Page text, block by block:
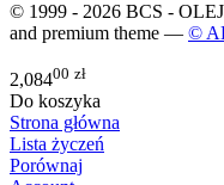
© 1999 - 2026 BCS -
and premium theme — ©
2,08400 zł
Do koszyka
Strona główna
Lista życzeń
Porównaj